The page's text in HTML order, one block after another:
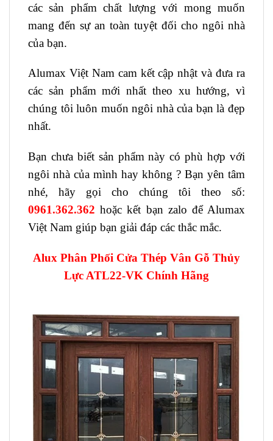
các sản phẩm chất lượng với mong muốn
mang đến sự an toàn tuyệt đối cho ngôi nhà
của bạn.
Alumax Việt Nam cam kết cập nhật và đưa ra
các sản phẩm mới nhất theo xu hướng, vì
chúng tôi luôn muốn ngôi nhà của bạn là đẹp
nhất.
Bạn chưa biết sản phẩm này có phù hợp với
ngôi nhà của mình hay không ? Bạn yên tâm
nhé, hãy gọi cho chúng tôi theo số:
0961.362.362 hoặc kết bạn zalo để Alumax
Việt Nam giúp bạn giải đáp các thắc mắc.
Alux Phân Phối Cửa Thép Vân Gỗ Thủy
Lực ATL22-VK Chính Hãng